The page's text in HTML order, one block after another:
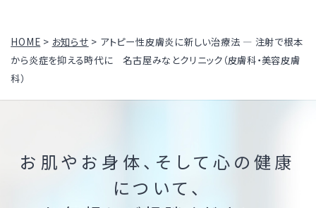
HOME > お知らせ > アトピー性皮膚炎に新しい治療法 ― 注射で根本
から炎症を抑える時代に 名古屋みなとクリニック（皮膚科・美容皮膚
科）
お肌やお身体、そして心の健康
について、